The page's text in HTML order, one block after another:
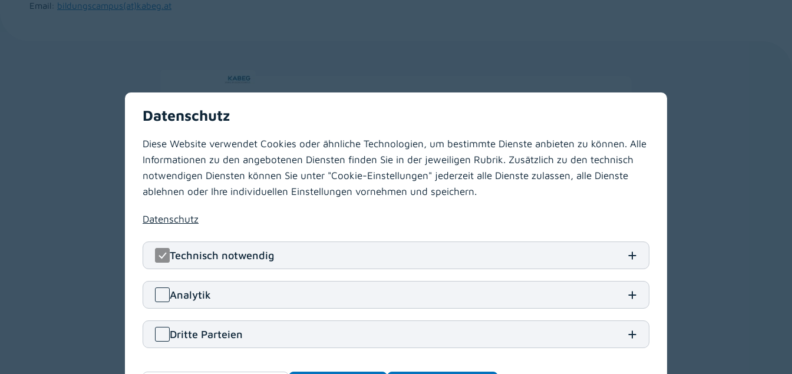
Email: bildungscampus(at)kabeg.at
Life-Support- und ICDL-Kursen: Das KABEG Bildungscampus
Jahresprogramm für 2026 bietet auf 135 Seiten vielfältige Aus- und
Weiterbildungsmöglichkeiten für Mitarbeiter:innen der KABEG an!
LMS - Learning Management System
Zugang nur für Mitarbeiter - Login erforderlich
Datenschutz
Diese Website verwendet Cookies oder ähnliche Technologien, um bestimmte Dienste anbieten zu können. Alle
Informationen zu den angebotenen Diensten finden Sie in der jeweiligen Rubrik. Zusätzlich zu den technisch
notwendigen Diensten können Sie unter "Cookie-Einstellungen" jederzeit alle Dienste zulassen, alle Dienste
ablehnen oder Ihre individuellen Einstellungen vornehmen und speichern.
Datenschutz
Technisch notwendig
Analytik
Dritte Parteien